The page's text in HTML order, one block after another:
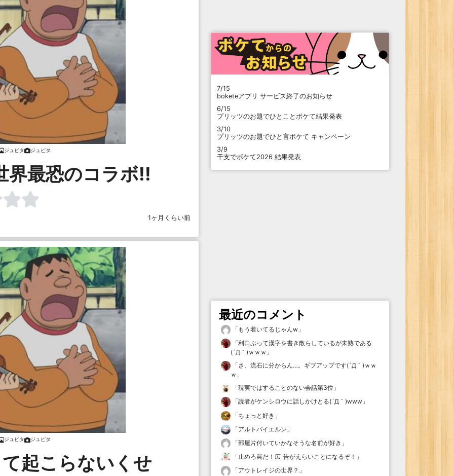
ジュピタ ジュピタ
界最恐のコラボ!!
1ヶ月くらい前
ジュピタ ジュピタ
起こらないくせ
7/15
boketeアプリ サービス終了のお知らせ
6/15
プリッツのお題でひとことボケて結果発表
3/10
プリッツのお題でひと言ボケて キャンペーン
3/9
干支でボケて2026 結果発表
最近のコメント
「 もう着いてるじゃんw 」
「利口ぶって漢字を書き散らしているが未熟である
(´Д｀)ｗｗｗ 」
「さ、流石に分からん…。ギブアップです(´Д｀)ｗｗ
ｗ 」
「現実ではすることのない会話第3位 」
「読者がケンシロウに話しかけとる(´Д｀)www 」
「ちょっと好き 」
「アルトバイエルン 」
「部屋片付いていかなそうな名前が好き 」
「止めろ罠だ！広_告がえらいことになるぞ！ 」
「アウトレイジの世界？ 」